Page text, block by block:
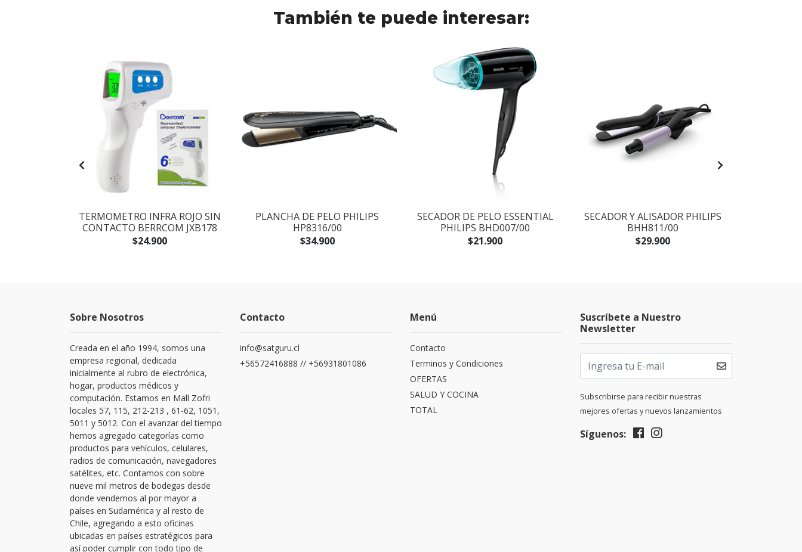
También te puede interesar:
TERMOMETRO INFRA ROJO SIN
CONTACTO BERRCOM JXB178
$24.900
PLANCHA DE PELO PHILIPS
HP8316/00
$34.900
SECADOR DE PELO ESSENTIAL
PHILIPS BHD007/00
$21.900
SECADOR Y ALISADOR PHILIPS
BHH811/00
$29.900
Sobre Nosotros
Creada en el año 1994, somos una
empresa regional, dedicada
inicialmente al rubro de electrónica,
hogar, productos médicos y
computación. Estamos en Mall Zofri
locales 57, 115, 212-213 , 61-62, 1051,
5011 y 5012. Con el avanzar del tiempo
hemos agregado categorías como
productos para vehículos, celulares,
radios de comunicación, navegadores
satélites, etc. Contamos con sobre
nueve mil metros de bodegas desde
donde vendemos al por mayor a
países en Sudamérica y al resto de
Chile, agregando a esto oficinas
ubicadas en países estratégicos para
así poder cumplir con todo tipo de
Contacto
info@satguru.cl
+56572416888 // +56931801086
Menú
Contacto
Terminos y Condiciones
OFERTAS
SALUD Y COCINA
TOTAL
Suscríbete a Nuestro
Newsletter
Subscribirse para recibir nuestras
mejores ofertas y nuevos lanzamientos
Síguenos: